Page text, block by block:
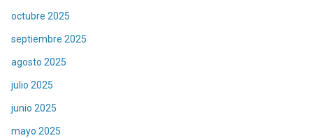
octubre 2025
septiembre 2025
agosto 2025
julio 2025
junio 2025
mayo 2025